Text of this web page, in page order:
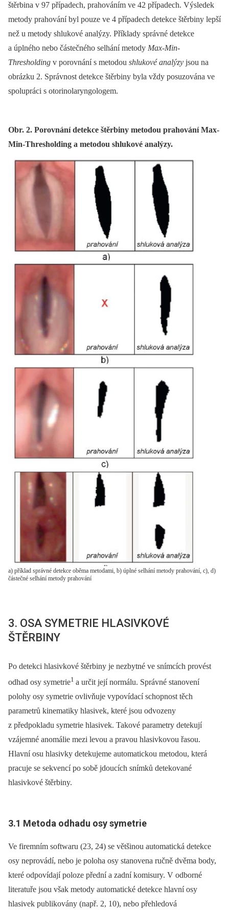
štěrbina v 97 případech, prahováním ve 42 případech. Výsledek
metody prahování byl pouze ve 4 případech detekce štěrbiny lepší
než u metody shlukové analýzy. Příklady správné detekce
a úplného nebo částečného selhání metody Max-Min-
Thresholding v porovnání s metodou shlukové analýzy jsou na
obrázku 2. Správnost detekce štěrbiny byla vždy posuzována ve
spolupráci s otorinolaryngologem.
Obr. 2. Porovnání detekce štěrbiny metodou prahování Max-
Min-Thresholding a metodou shlukové analýzy.
a) příklad správné detekce oběma metodami, b) úplné selhání metody prahování, c), d)
částečné selhání metody prahování
3. OSA SYMETRIE HLASIVKOVÉ
ŠTĚRBINY
Po detekci hlasivkové štěrbiny je nezbytné ve snímcích provést
odhad osy symetrie1 a určit její normálu. Správné stanovení
polohy osy symetrie ovlivňuje vypovídací schopnost těch
parametrů kinematiky hlasivek, které jsou odvozeny
z předpokladu symetrie hlasivek. Takové parametry detekují
vzájemné anomálie mezi levou a pravou hlasivkovou řasou.
Hlavní osu hlasivky detekujeme automatickou metodou, která
pracuje se sekvencí po sobě jdoucích snímků detekované
hlasivkové štěrbiny.
3.1 Metoda odhadu osy symetrie
Ve firemním softwaru (23, 24) se většinou automatická detekce
osy neprovádí, nebo je poloha osy stanovena ručně dvěma body,
které odpovídají poloze přední a zadní komisury. V odborné
literatuře jsou však metody automatické detekce hlavní osy
hlasivek publikovány (např. 2, 10), nebo přehledová